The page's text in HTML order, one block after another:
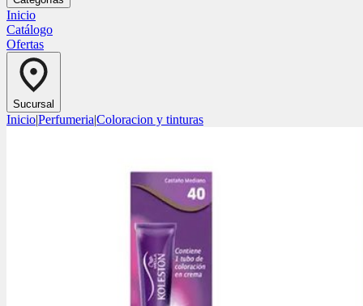
Inicio
Catálogo
Ofertas
Sucursal
Inicio|Perfumeria|Coloracion y tinturas